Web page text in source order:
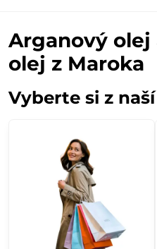
Arganový
olej z Maroka
Vyberte si z